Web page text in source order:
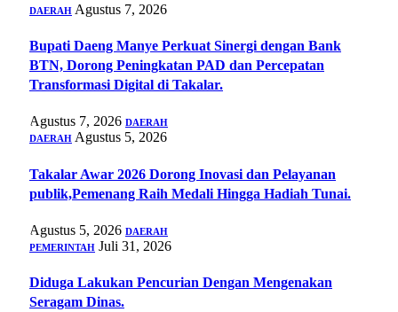
DAERAH Agustus 7, 2026
Bupati Daeng Manye Perkuat Sinergi dengan Bank
BTN, Dorong Peningkatan PAD dan Percepatan
Transformasi Digital di Takalar.
Agustus 7, 2026 DAERAH
DAERAH Agustus 5, 2026
Takalar Awar 2026 Dorong Inovasi dan Pelayanan
publik,Pemenang Raih Medali Hingga Hadiah Tunai.
Agustus 5, 2026 DAERAH
PEMERINTAH Juli 31, 2026
Diduga Lakukan Pencurian Dengan Mengenakan
Seragam Dinas.